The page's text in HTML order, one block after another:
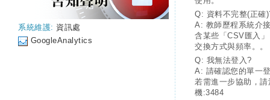
系統維護: 資訊處
GoogleAnalytics
Q: 資料不完整(正確
A: 教師歷程系統介
含某些「CSV匯入
交換方式與頻率。。
Q: 我無法登入?
A: 請確認您的單一
若需進一步協助，
機:3484